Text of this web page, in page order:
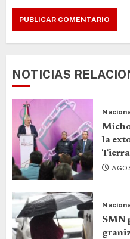
NOTICIAS
la
SMN